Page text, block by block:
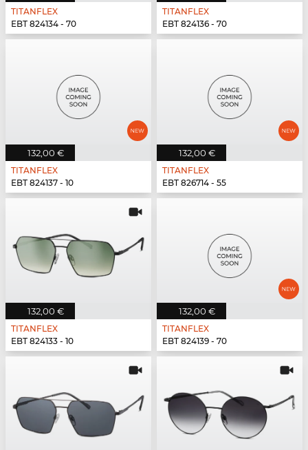
TITANFLEX
EBT 824134 - 70
TITANFLEX
EBT 824136 - 70
132,00 €
TITANFLEX
EBT 824137 - 10
132,00 €
TITANFLEX
EBT 826714 - 55
132,00 €
TITANFLEX
EBT 824133 - 10
132,00 €
TITANFLEX
EBT 824139 - 70